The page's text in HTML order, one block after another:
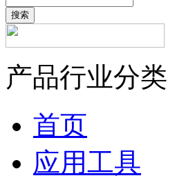
搜索
产品行业分类
首页
应用工具